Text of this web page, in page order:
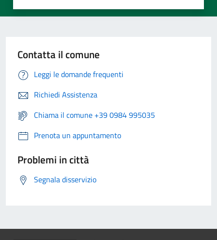
Contatta il comune
Leggi le domande frequenti
Richiedi Assistenza
Chiama il comune +39 0984 995035
Prenota un appuntamento
Problemi in città
Segnala disservizio